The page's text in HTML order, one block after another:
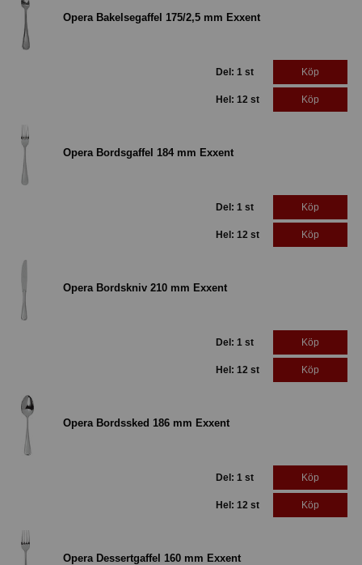
Opera Bakelsegaffel 175/2,5 mm Exxent
Del: 1 st Köp
Hel: 12 st Köp
Opera Bordsgaffel 184 mm Exxent
Del: 1 st Köp
Hel: 12 st Köp
Opera Bordskniv 210 mm Exxent
Del: 1 st Köp
Hel: 12 st Köp
Opera Bordssked 186 mm Exxent
Del: 1 st Köp
Hel: 12 st Köp
Opera Dessertgaffel 160 mm Exxent